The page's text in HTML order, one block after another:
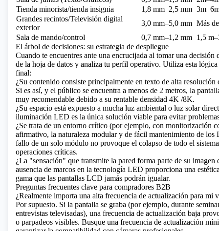
Tienda minorista/tienda insignia
1,8 mm–2,5 mm
Grandes recintos/Televisión digital
exterior
3,0 mm–5,0 mm Más
Sala de mando/control
0,7 mm–1,2 mm 1,5
El árbol de decisiones: su estrategia de despliegue
Cuando te encuentres ante una encrucijada al tomar una decisión
de la hoja de datos y analiza tu perfil operativo. Utiliza esta
final:
¿Su contenido consiste principalmente en texto de alta resolución
Si es así, y el público se encuentra a menos de 2 metros, la
muy recomendable debido a su rentable densidad 4K /8K.
¿Su espacio está expuesto a mucha luz ambiental o luz solar
iluminación LED es la única solución viable para evitar
¿Se trata de un entorno crítico (por ejemplo, con monitorización
afirmativo, la naturaleza modular y de fácil mantenimiento de los
fallo de un solo módulo no provoque el colapso de todo el
operaciones críticas.
¿La "sensación" que transmite la pared forma parte de su imagen
ausencia de marcos en la tecnología LED proporciona una
gama que las pantallas LCD jamás podrán igualar.
Preguntas frecuentes clave para compradores B2B
¿Realmente importa una alta frecuencia de actualización para mi
Por supuesto. Si la pantalla se graba (por ejemplo, durante
entrevistas televisadas), una frecuencia de actualización baja
o parpadeos visibles. Busque una frecuencia de actualización